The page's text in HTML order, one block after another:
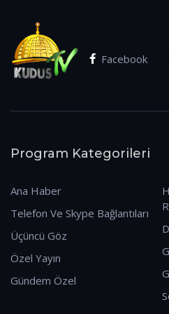
Facebook
Program Kategorileri
Ana Haber
Telefon Ve Skype Bağlantıları
Üçüncü Göz
Özel Yayın
Gündem Özel